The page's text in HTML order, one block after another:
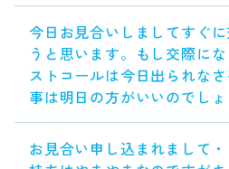
今日お見合いしましてすぐ
うと思います。もし交際に
ストコールは今日出られな
事は明日の方がいいのでしょ
お見合い申し込まれまして